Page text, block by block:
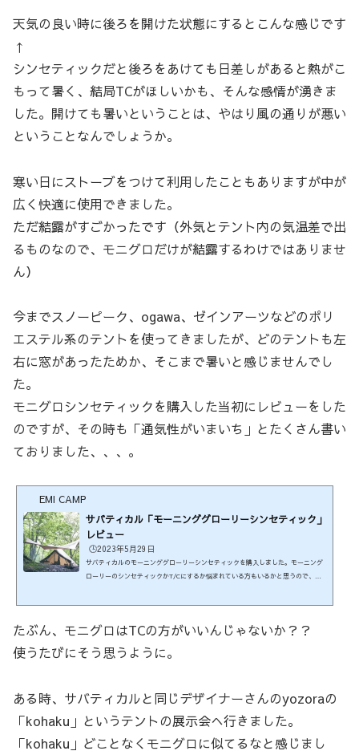
天気の良い時に後ろを開けた状態にするとこんな感じです
↑
シンセティックだと後ろをあけても日差しがあると熱がこ
もって暑く、結局TCがほしいかも、そんな感情が湧きま
した。開けても暑いということは、やはり風の通りが悪い
ということなんでしょうか。
寒い日にストーブをつけて利用したこともありますが中が
広く快適に使用できました。
ただ結露がすごかったです（外気とテント内の気温差で出
るものなので、モニグロだけが結露するわけではありませ
ん）
今までスノーピーク、ogawa、ゼインアーツなどのポリ
エステル系のテントを使ってきましたが、どのテントも左
右に窓があったためか、そこまで暑いと感じませんでし
た。
モニグロシンセティックを購入した当初にレビューをした
のですが、その時も「通気性がいまいち」とたくさん書い
ておりました、、、。
EMI CAMP
サバティカル「モーニンググローリーシンセティック」
レビュー
🕒️2023年5月29日
サバティカルのモーニンググローリーシンセティックを購入しました。モーニング
ローリーのシンセティックかT/Cにするか悩まれている方もいるかと思うので、参
気の高いテントとして、現在も入手困難になっています。そんな中、同じ形で素材
たぶん、モニグロはTCの方がいいんじゃないか？？
使うたびにそう思うように。
ある時、サバティカルと同じデザイナーさんのyozoraの
「kohaku」というテントの展示会へ行きました。
「kohaku」どことなくモニグロに似てるなと感じまし